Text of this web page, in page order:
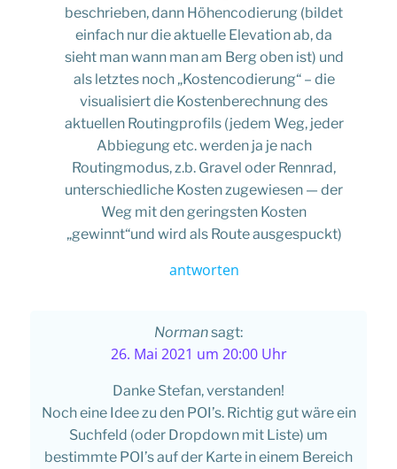
beschrieben, dann Höhencodierung (bildet
einfach nur die aktuelle Elevation ab, da
sieht man wann man am Berg oben ist) und
als letztes noch „Kostencodierung“ – die
visualisiert die Kostenberechnung des
aktuellen Routingprofils (jedem Weg, jeder
Abbiegung etc. werden ja je nach
Routingmodus, z.b. Gravel oder Rennrad,
unterschiedliche Kosten zugewiesen — der
Weg mit den geringsten Kosten
„gewinnt“und wird als Route ausgespuckt)
antworten
Normansagt:
26. Mai 2021 um 20:00 Uhr
Danke Stefan, verstanden!
Noch eine Idee zu den POI’s. Richtig gut wäre ein
Suchfeld (oder Dropdown mit Liste) um
bestimmte POI’s auf der Karte in einem Bereich